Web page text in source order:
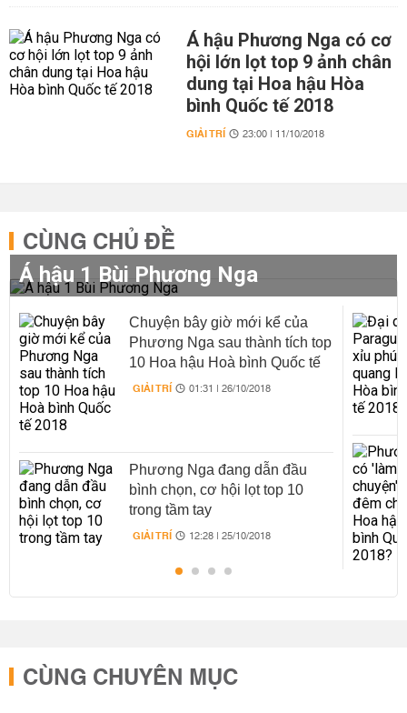
Á hậu Phương Nga có cơ
hội lớn lọt top 9 ảnh chân
dung tại Hoa hậu Hòa
bình Quốc tế 2018
GIẢI TRÍ 23:00 | 11/10/2018
CÙNG CHỦ ĐỀ
Á hậu 1 Bùi Phương Nga
Chuyện bây giờ mới kể của
Phương Nga sau thành tích top
10 Hoa hậu Hoà bình Quốc tế
2018
GIẢI TRÍ 01:31 | 26/10/2018
Phương Nga đang dẫn đầu
bình chọn, cơ hội lọt top 10
trong tầm tay
GIẢI TRÍ 12:28 | 25/10/2018
CÙNG CHUYÊN MỤC